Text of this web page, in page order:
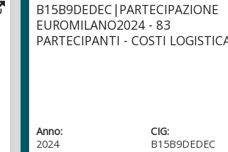
B15B9DEDEC|PARTECIPAZIONE
EUROMILANO2024 - 83
PARTECIPANTI - COSTI
Anno:
2024
CIG:
B15B9DEDEC